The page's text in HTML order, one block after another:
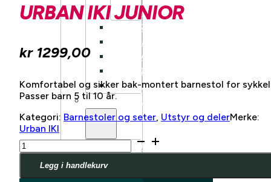
TRACK/FIXIE
HARDTAIL
FULLDEMPET
DOWNHILL
DIRT
BALANSESYKKEL
ELSYKKEL
BY/HYBRIDSYKKEL
HARDTAIL
URBAN IKI JUNIOR
kr1299,00
Komfortabel og sikker bak-montert barnestol for
Passer barn 5 til 10 år.
Kategori: Barnestoler og seter Utstyr og delerMerke:
Urban IKI
Urban
IKI
JuniorLegg i handlekurv